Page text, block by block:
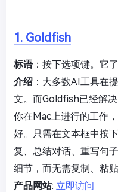
1. Goldfish
标语：按下选项键。它
介绍 ：大多数AI工具在
文。而Goldfish已经解
你在Mac上进行的工作
好。只需在文本框中按
复、总结对话、重写句
细节，而无需复制、粘
产品网站: 立即访问